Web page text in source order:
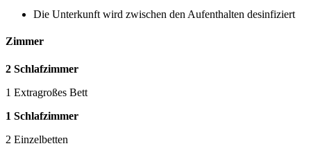
Die Unterkunft wird zwischen den Aufenthalten desinfiziert
Zimmer
2 Schlafzimmer
1 Extragroßes Bett
1 Schlafzimmer
2 Einzelbetten